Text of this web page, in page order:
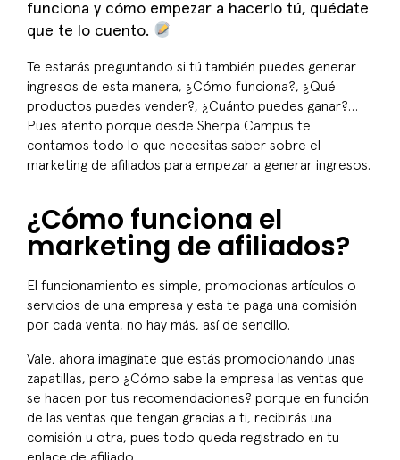
funciona y cómo empezar a hacerlo tú, quédate
que te lo cuento.
Te estarás preguntando si tú también puedes generar
ingresos de esta manera, ¿Cómo funciona?, ¿Qué
productos puedes vender?, ¿Cuánto puedes ganar?…
Pues atento porque desde Sherpa Campus te
contamos todo lo que necesitas saber sobre el
marketing de afiliados para empezar a generar ingresos.
¿Cómo funciona el
marketing de afiliados?
El funcionamiento es simple, promocionas artículos o
servicios de una empresa y esta te paga una comisión
por cada venta, no hay más, así de sencillo.
Vale, ahora imagínate que estás promocionando unas
zapatillas, pero ¿Cómo sabe la empresa las ventas que
se hacen por tus recomendaciones? porque en función
de las ventas que tengan gracias a ti, recibirás una
comisión u otra, pues todo queda registrado en tu